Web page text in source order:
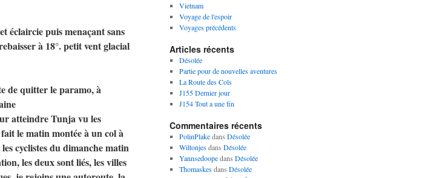
éclaircie puis menaçant sans
à 18°. petit vent glacial
de quitter le paramo, à
atteindre Tunja vu les
le matin montée à un col à
cyclistes du dimanche matin
les deux sont liés, les villes
Vietnam
Voyage de l'espoir
Voyages précédents
Articles récents
Désolée
Partie pour de nouvelles aventures
La Route des Cols
J155 Dernier jour
J154 Tout a une fin
Commentaires récents
PolinPlakedans Désolée
Wiltonjesdans Désolée
Yannsedoopedans Désolée
Thomaskesdans Désolée